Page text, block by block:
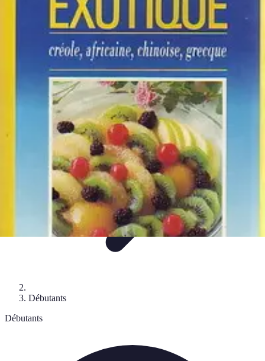
Paleo Cuisine
Nutrition PaléoNutritionSanté et NutritionNutrition et SantéRecettes
Paleo Cuisine
Débutants
Débutants